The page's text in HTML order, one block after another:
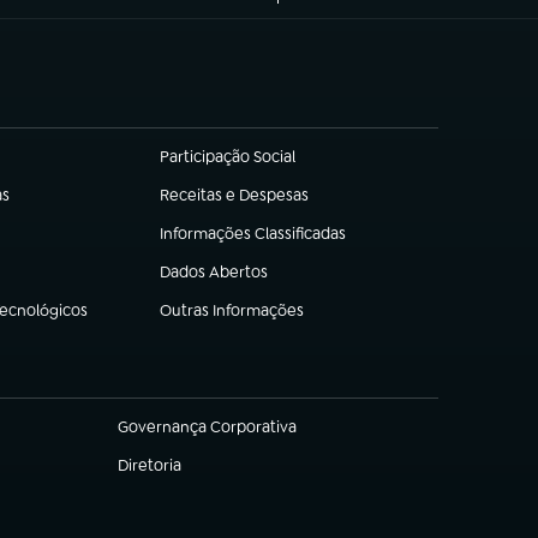
Participação Social
(abre em nova aba)
Receitas e Despesas
(abre em nova aba)
Informações Classificadas
(abre em nova aba)
Dados Abertos
(abre em nova aba)
Outras Informações
(abre em nova aba)
Governança Corporativa
(abre em nova aba)
Diretoria
(abre em nova aba)